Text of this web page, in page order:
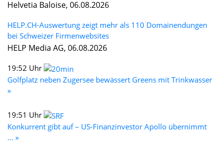
Helvetia Baloise, 06.08.2026
HELP.CH-Auswertung zeigt mehr als 110 Domainendungen
bei Schweizer Firmenwebsites
HELP Media AG, 06.08.2026
19:52 Uhr
Golfplatz neben Zugersee bewässert Greens mit Trinkwasser
»
19:51 Uhr
Konkurrent gibt auf – US-Finanzinvestor Apollo übernimmt
... »